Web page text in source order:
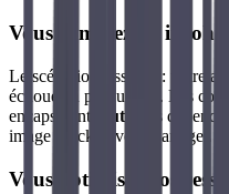
Vous éliminez les
Le scénario classique : votre
échoue en production. Les
encapsulant
toutes
les
image Docker, vous partagez
Vous optimisez vos